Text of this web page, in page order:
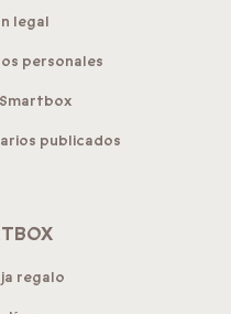
legal
personales
publicados
regalo